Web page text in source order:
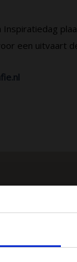
een uitvaart